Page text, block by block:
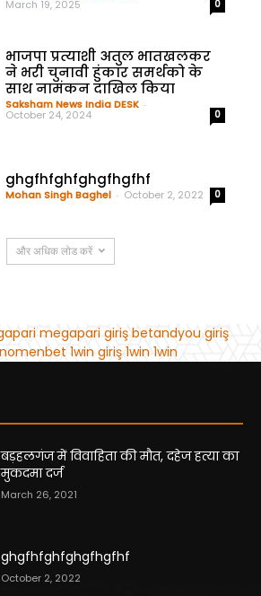
बड़हलगंज में विवाहिता की मौत, दहेज हत्या का
मुकदमा दर्ज
March 26, 2021
ghgfhfghfghgfhgfhf
October 2, 2022